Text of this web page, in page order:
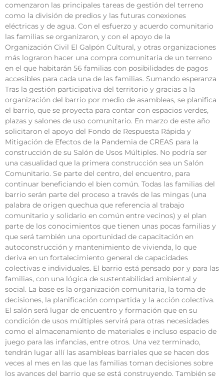
comenzaron las principales tareas de gestión del terreno
como la división de predios y las futuras conexiones
eléctricas y de agua. Con el esfuerzo y acuerdo comunitario
las familias se organizaron, y con el apoyo de la
Organización Civil El Galpón Cultural, y otras organizaciones
más lograron hacer una compra comunitaria de un terreno
en el que habitarán 56 familias con posibilidades de pagos
accesibles para cada una de las familias. Sumando esperanza
Tras la gestión participativa del territorio y gracias a la
organización del barrio por medio de asambleas, se planifica
el barrio, que se proyecta para contar con espacios verdes,
plazas y salones de uso comunitario. En marzo de este año
solicitaron el apoyo del Fondo de Respuesta Rápida y
Mitigación de Efectos de la Pandemia de CREAS para la
construcción de su Salón de Usos Múltiples. No podría ser
una casualidad que la primera construcción sea un Salón
Comunitario. Se parte del centro, del encuentro, para
continuar beneficiando el bien común. Todas las familias del
barrio serán parte del proceso a través de las mingas (una
palabra de origen quechua que referencia al trabajo
comunitario y solidario en común entre vecinos) y el plan
parte de los conocimientos que tienen unas pocas familias y
que será también una oportunidad de capacitación en
autoconstrucción y mantenimiento de vivienda, lo que
deriva en un fortalecimiento general de capacidades
colectivas e individuales. El barrio está pensado por y para las
familias, con una lógica de sustentabilidad ambiental y
social. La base es la organización comunitaria, la toma de
decisiones, la planificación compartida y la acción colectiva.
El salón será lugar de encuentro y formación que en su
condición de usos múltiples servirá para otras necesidades
como el almacenamiento de materiales e incluso espacio de
juego para las infancias, entre otros. Una vez terminado,
tendrán lugar allí las asambleas barriales que se hacen dos
veces al mes en las que las familias toman decisiones sobre
los avances del barrio que se está construyendo. También se